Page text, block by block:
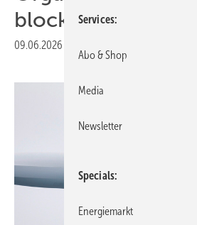
blockierter Flächen
09.06.2026
Services
Abo & Shop
Media
Newsletter
Specials
Energiemarkt